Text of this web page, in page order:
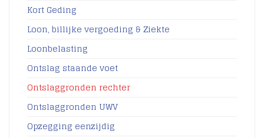
Kort Geding
Loon, billijke vergoeding & Ziekte
Loonbelasting
Ontslag staande voet
Ontslaggronden rechter
Ontslaggronden UWV
Opzegging eenzijdig